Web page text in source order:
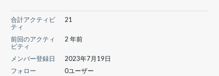
合計アクティビ
ティ
21
前回のアクティ
ビティ
2 年前
メンバー登録日
2023年7月19日
フォロー
0ユーザー